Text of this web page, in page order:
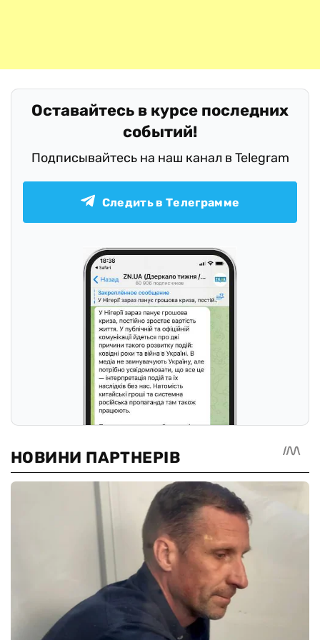
Оставайтесь в курсе последних
событий!
Подписывайтесь на наш канал в Telegram
Следить в Телеграмме